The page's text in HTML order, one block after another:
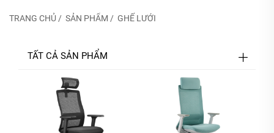
TRANG CHỦ / SẢN PHẨM / GHẾ LƯỚI
TẤT CẢ SẢN PHẨM